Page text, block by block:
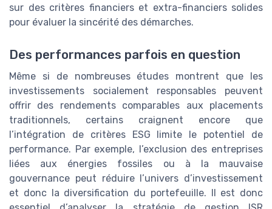
sur des critères financiers et extra-financiers solides
pour évaluer la sincérité des démarches.
Des performances parfois en question
Même si de nombreuses études montrent que les
investissements socialement responsables peuvent
offrir des rendements comparables aux placements
traditionnels, certains craignent encore que
l’intégration de critères ESG limite le potentiel de
performance. Par exemple, l’exclusion des entreprises
liées aux énergies fossiles ou à la mauvaise
gouvernance peut réduire l’univers d’investissement
et donc la diversification du portefeuille. Il est donc